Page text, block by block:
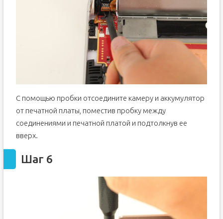
С помощью пробки отсоедините камеру и аккумулятор
от печатной платы, поместив пробку между
соединениями и печатной платой и подтолкнув ее
вверх.
Шаг 6